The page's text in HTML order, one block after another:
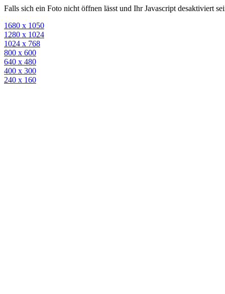
Falls sich ein Foto nicht öffnen lässt und Ihr Javascript desaktiviert
1680 x 1050
1280 x 1024
1024 x 768
800 x 600
640 x 480
400 x 300
240 x 160